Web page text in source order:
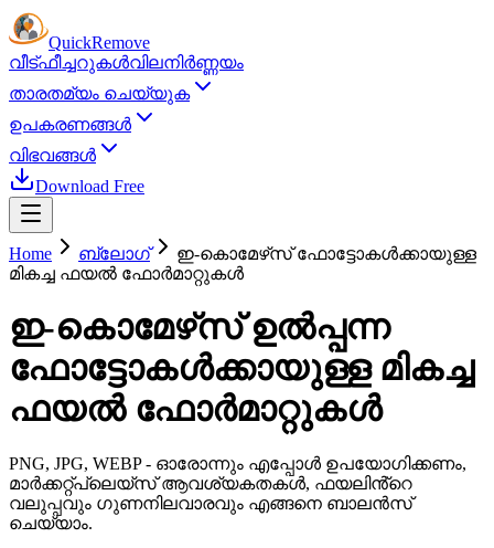
QuickRemove
വീട്ഫീച്ചറുകൾവിലനിർണ്ണയം
താരതമ്യം ചെയ്യുക
ഉപകരണങ്ങൾ
വിഭവങ്ങൾ
Download Free
Home ബ്ലോഗ്
ഇ-കൊമേഴ്‌സ് ഫോട്ടോകൾക്കായുള്ള
മികച്ച ഫയൽ ഫോർമാറ്റുകൾ
ഇ-കൊമേഴ്‌സ് ഉൽപ്പന്ന
ഫോട്ടോകൾക്കായുള്ള മികച്ച
ഫയൽ ഫോർമാറ്റുകൾ
PNG, JPG, WEBP - ഓരോന്നും എപ്പോൾ ഉപയോഗിക്കണം,
മാർക്കറ്റ്‌പ്ലെയ്‌സ് ആവശ്യകതകൾ, ഫയലിൻ്റെ
വലുപ്പവും ഗുണനിലവാരവും എങ്ങനെ ബാലൻസ്
ചെയ്യാം.